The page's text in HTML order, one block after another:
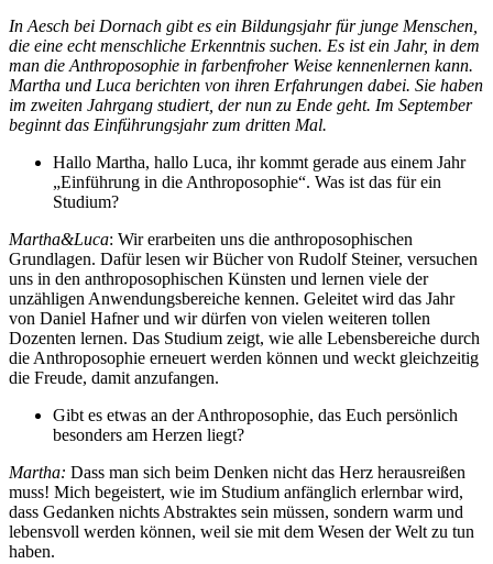
In Aesch bei Dornach gibt es ein Bildungsjahr für junge Menschen,
die eine echt menschliche Erkenntnis suchen. Es ist ein Jahr, in dem
man die Anthroposophie in farbenfroher Weise kennenlernen kann.
Martha und Luca berichten von ihren Erfahrungen dabei. Sie haben
im zweiten Jahrgang studiert, der nun zu Ende geht. Im September
beginnt das Einführungsjahr zum dritten Mal.
Hallo Martha, hallo Luca, ihr kommt gerade aus einem Jahr
„Einführung in die Anthroposophie“. Was ist das für ein
Studium?
Martha&Luca: Wir erarbeiten uns die anthroposophischen
Grundlagen. Dafür lesen wir Bücher von Rudolf Steiner, versuchen
uns in den anthroposophischen Künsten und lernen viele der
unzähligen Anwendungsbereiche kennen. Geleitet wird das Jahr
von Daniel Hafner und wir dürfen von vielen weiteren tollen
Dozenten lernen. Das Studium zeigt, wie alle Lebensbereiche durch
die Anthroposophie erneuert werden können und weckt gleichzeitig
die Freude, damit anzufangen.
Gibt es etwas an der Anthroposophie, das Euch persönlich
besonders am Herzen liegt?
Martha: Dass man sich beim Denken nicht das Herz herausreißen
muss! Mich begeistert, wie im Studium anfänglich erlernbar wird,
dass Gedanken nichts Abstraktes sein müssen, sondern warm und
lebensvoll werden können, weil sie mit dem Wesen der Welt zu tun
haben.